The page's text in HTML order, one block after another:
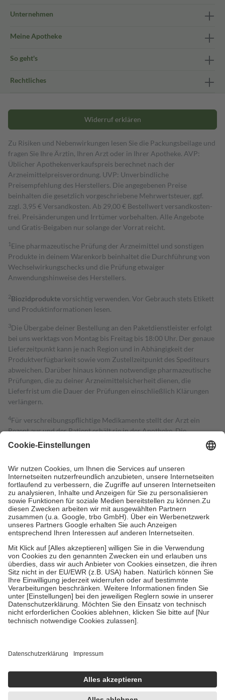
Unternehmen
Meine Apotheke
So geht's
Rechtliches
Widerruf erklären
Zu Risiken und Nebenwirkungen lesen Sie die Packungsbeilage und
fragen Sie Ihre Ärztin, Ihren Arzt oder in Ihrer Apotheke. AVP:
Üblicher Apothekenverkaufspreis berechnet nach der
Arzneimittelpreisverordnung. UVP: Unverbindliche
Preisempfehlung des Herstellers. Die angegebenen Preise
beinhalten die gesetzlich vorgeschriebene Mehrwertsteuer, ggf.
zzgl. 3,95 € Versandkosten. Ab 29,00 € Bestell­wert versand­kosten­
frei. Preisänderungen und Irrtümer vorbehalten. Alle Angebote
und Gratis-Beigaben nur solange der Vorrat reicht.
1 Eine pharmazeutische Prüfung der Arzneimittel und sonstigen
Produkte in deinem Warenkorb beinhaltet die Durchführung von
Wechselwirkungschecks und die Prüfung etwaiger
Anwendungshinweise des Herstellers.
2Biozidproduktevorsichtig verwenden. Vor Gebrauch stets Etikett
und Produktinformationen lesen.
3Die Übergabe deiner Bestellung an den Paketdienstleister erfolgt
bei uns werktags von Montag bis Freitag bis 18:00 Uhr. Der genaue
Lieferzeitpunkt kann je nach Region und in Abhängigkeit der
Produktverfügbarkeit sowie vom Zustellzeitpunkt des Spediteurs
abweichen. Darüber hinaus können notwendige pharmazeutische
Prüfungen, die zu deiner Arzneimittelsicherheit dienen, die
Lieferfrist um die Dauer der Prüfungen einschließlich Klärungen
verlängern.
4Für verschreibungspflichtige Medikamente stellt der Arzt ein
Rezept aus und der Patient erhält sie in der Apotheke. Die
gesetzliche Krankenversicherung übernimmt in der Regel die
Kosten dafür, der Versicherte trägt einen Teil davon als Zuzahlung
Grundsätzlich leisten Mitglieder Zuzahlungen in Höhe von zehn
Prozent des Abgabepreises,mindestens jedochfünf Euround
höchstens zehn Euro.Es sind jedoch nie mehr als die tatsächlichen
Kosten der Leistung zu entrichten.
Diese Regeln gelten grundsätzlich auch für Online-Apotheken.
Bei Heilmitteln und häuslicher Krankenpflege beträgt die
Zuzahlung zehn Prozent der Kosten sowie zehn Euro je
Verordnung.
Um das Engagement der Versicherten für ihre eigene Gesundheit zu
stärken und die besondere Stellung der Familie zu unterstützen,
fallenkeine Zuzahlungenan bei:
• Kindern und Jugendlichen bis zum vollendeten 18. Lebensjahr
mit Ausnahme der Fahrkosten
• Untersuchungen zur Vorsorge und Früherkennung, die von der
GKV getragen werden
Einholung von Bewertungen. Trusted Shops hat Maßnahmen
getroffen, um sicherzustellen, dass es sich um echte Bewertungen
handelt. Mehr Informationen findest du hier: